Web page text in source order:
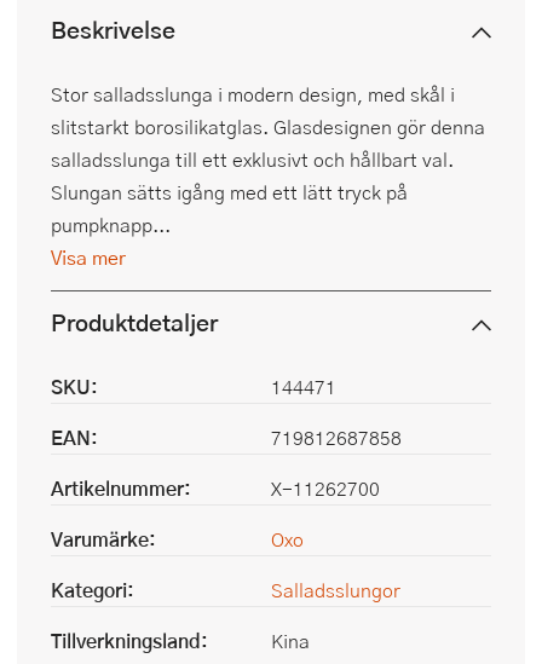
Beskrivelse
Stor salladsslunga i modern design, med skål i
slitstarkt borosilikatglas. Glasdesignen gör denna
salladsslunga till ett exklusivt och hållbart val.
Slungan sätts igång med ett lätt tryck på
pumpknapp...
Visa mer
Produktdetaljer
SKU:
144471
EAN:
719812687858
Artikelnummer:
X-11262700
Varumärke:
Oxo
Kategori:
Salladsslungor
Tillverkningsland:
Kina